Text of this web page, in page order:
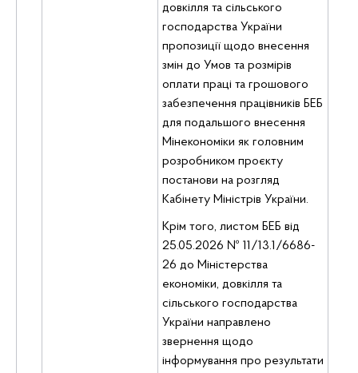
довкілля та сільського
господарства України
пропозиції щодо внесення
змін до Умов та розмірів
оплати праці та грошового
забезпечення працівників БЕБ
для подальшого внесення
Мінекономіки як головним
розробником проєкту
постанови на розгляд
Кабінету Міністрів України.
Крім того, листом БЕБ від
25.05.2026 № 11/13.1/6686-
26 до Міністерства
економіки, довкілля та
сільського господарства
України направлено
звернення щодо
інформування про результати